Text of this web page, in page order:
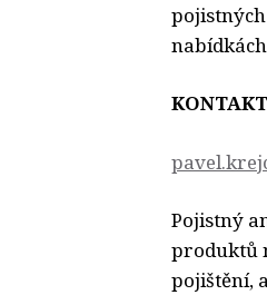
Pojistný
produktů
pojištění,